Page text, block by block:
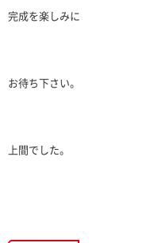
完成を楽しみに
お待ち下さい。
上間でした。